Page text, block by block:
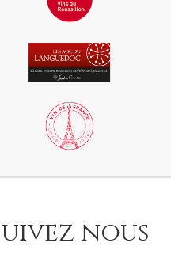
nous